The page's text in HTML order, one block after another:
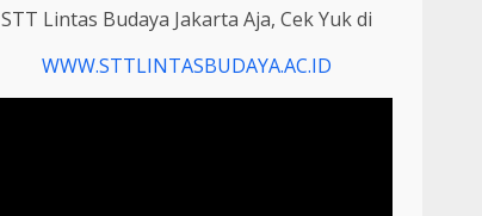
STT Lintas Budaya Jakarta Aja, Cek Yuk di
WWW.STTLINTASBUDAYA.AC.ID